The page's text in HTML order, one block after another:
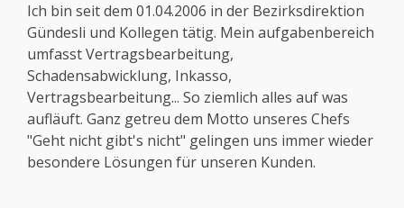
Ich bin seit dem 01.04.2006 in der Bezirksdirektion
Gündesli und Kollegen tätig. Mein aufgabenbereich
umfasst Vertragsbearbeitung,
Schadensabwicklung, Inkasso,
Vertragsbearbeitung... So ziemlich alles auf was
aufläuft. Ganz getreu dem Motto unseres Chefs
"Geht nicht gibt's nicht" gelingen uns immer wieder
besondere Lösungen für unseren Kunden.